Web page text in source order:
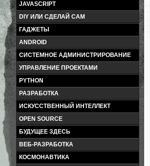
JAVASCRIPT
DIY ИЛИ СДЕЛАЙ САМ
ГАДЖЕТЫ
ANDROID
СИСТЕМНОЕ АДМИНИСТРИРОВАНИЕ
УПРАВЛЕНИЕ ПРОЕКТАМИ
PYTHON
РАЗРАБОТКА
ИСКУССТВЕННЫЙ ИНТЕЛЛЕКТ
OPEN SOURCE
БУДУЩЕЕ ЗДЕСЬ
ВЕБ-РАЗРАБОТКА
КОСМОНАВТИКА